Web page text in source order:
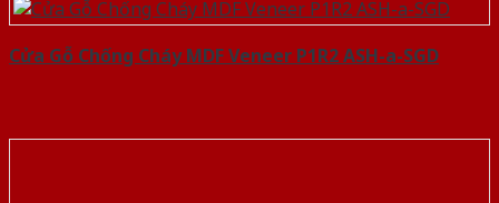
Cửa Gỗ Chống Cháy MDF Veneer P1R2 ASH-a-SGD